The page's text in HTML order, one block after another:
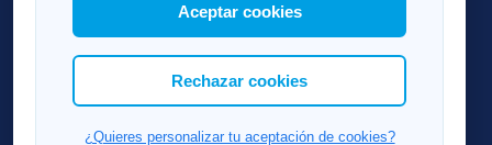
Asimismo, puedes personalizar la elección de
las cookies que deseas permitir.
Aceptar cookies
Rechazar cookies
¿Quieres personalizar tu aceptación de cookies?
RIBEIRASACRAXA
ACORUÑAXA
FERROLXA